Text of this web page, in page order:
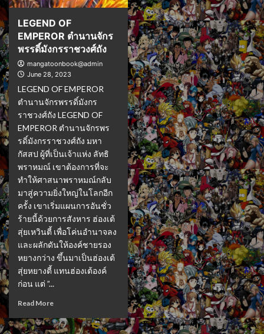
LEGEND OF
EMPEROR ตำนานจักร
พรรดิ์มังกรราชวงศ์ถัง
mangatoonbook@admin
June 28, 2023
LEGEND OF EMPEROR
ตำนานจักรพรรดิ์มังกร
ราชวงศ์ถัง LEGEND OF
EMPEROR ตำนานจักรพร
รดิ์มังกรราชวงศ์ถัง มหา
กัสสป ผู้ที่เป็นเจ้าแห่ง ลัทธิ
พราหมณ์ เขาต้องการที่จะ
ทำให้ศาสนาพราหมณ์กลับ
มาสู่ความยิ่งใหญ่ในโลกอีก
ครั้ง เขาเริ่มแผนการอันชั่ว
ร้ายนี้ด้วยการสังหาร ฮ่องเต้
สุ่ยเหวินตี้ เพื่อโค่นอำนาจลง
และผลักดันให้องค์ชายรอง
หยางกว่าง ขึ้นมาเป็นฮ่องเต้
สุ่ยหยางตี้ แทนฮ่องเต้องค์
ก่อน แต่ ”...
Read More